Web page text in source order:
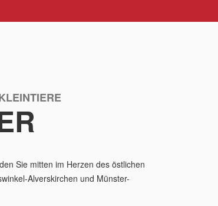
Sie mitten im Herzen des östlichen
Alverskirchen und Münster-